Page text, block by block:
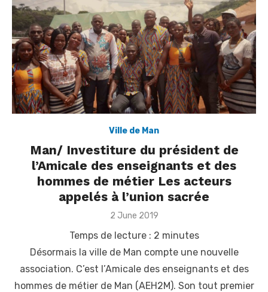
Ville de Man
Man/ Investiture du président de
l’Amicale des enseignants et des
hommes de métier Les acteurs
appelés à l’union sacrée
Posted
2 June 2019
Temps de lecture : 2 minutes
Désormais la ville de Man compte une nouvelle
association. C’est l’Amicale des enseignants et des
hommes de métier de Man (AEH2M). Son tout premier